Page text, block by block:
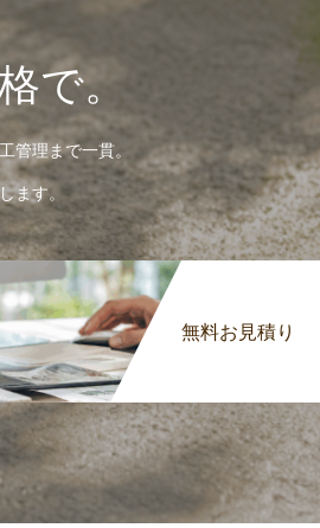
で。
管理まで一貫。
ます。
無料お見積り